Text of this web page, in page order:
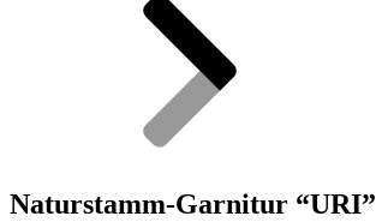
Naturstamm-Garnitur “URI”